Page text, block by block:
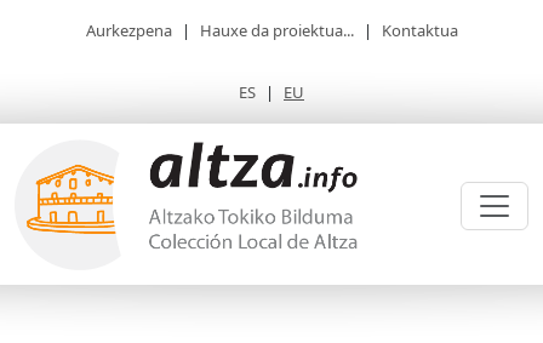
Aurkezpena | Hauxe da proiektua... | Kontaktua
ES | EU